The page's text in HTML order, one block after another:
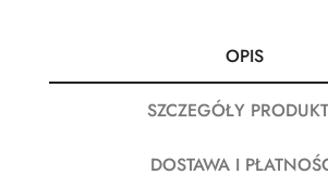
OPIS
SZCZEGÓŁY
DOSTAWA I